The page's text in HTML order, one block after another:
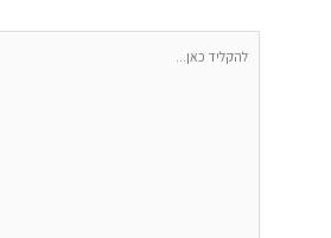
להקליד